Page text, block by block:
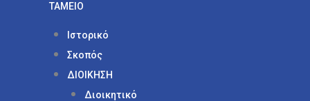
ΤΑΜΕΙΟ
Ιστορικό
Σκοπός
ΔΙΟΙΚΗΣΗ
Διοικητικό